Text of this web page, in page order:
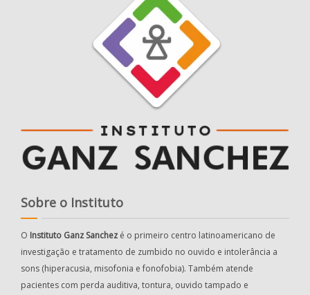
Sobre o Instituto
O Instituto Ganz Sanchez é o primeiro centro latinoamericano de
investigação e tratamento de zumbido no ouvido e intolerância a
sons (hiperacusia, misofonia e fonofobia). Também atende
pacientes com perda auditiva, tontura, ouvido tampado e